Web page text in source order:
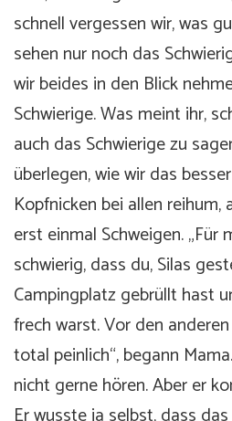
schnell vergessen wir, was
sehen nur noch das
wir beides in den Blick
Schwierige. Was meint ihr,
auch das Schwierige zu
überlegen, wie wir das
Kopfnicken bei allen reihum,
erst einmal Schweigen. „Für
schwierig, dass du, Silas
Campingplatz gebrüllt hast
frech warst. Vor den
total peinlich“, begann
nicht gerne hören. Aber er